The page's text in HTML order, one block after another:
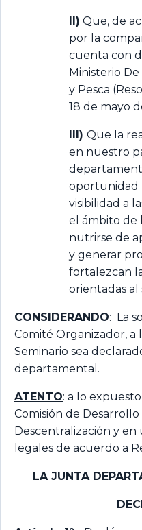
II) Que, de
por la
cuenta con
Ministerio
y Pesca
18 de mayo
III) Que la
en nuestro
oportunidad
visibilidad a
el ámbito de
nutrirse de
y generar
fortalezcan
orientadas al
CONSIDERANDO: La
Comité Organizador, a
Seminario sea
departamental.
ATENTO: a lo
Comisión de
Descentralización y en
legales de acuerdo a
LA JUNTA